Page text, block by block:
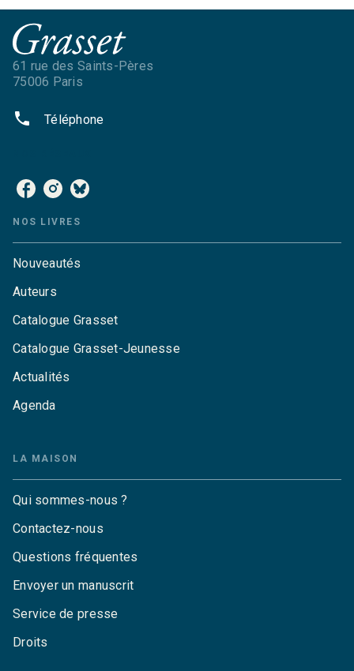
61 rue des Saints-Pères
75006 Paris
phone Téléphone
NOS LIVRES
Nouveautés
Auteurs
Catalogue Grasset
Catalogue Grasset-Jeunesse
Actualités
Agenda
LA MAISON
Qui sommes-nous ?
Contactez-nous
Questions fréquentes
Envoyer un manuscrit
Service de presse
Droits